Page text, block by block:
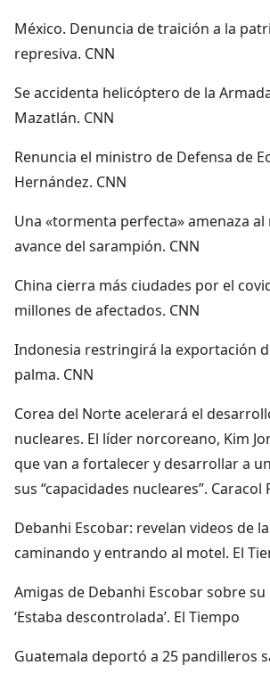
México. Denuncia de traición a la
represiva. CNN
Se accidenta helicóptero de la
Mazatlán. CNN
Renuncia el ministro de Defensa de
Hernández. CNN
Una «tormenta perfecta» amenaza
avance del sarampión. CNN
China cierra más ciudades por el
millones de afectados. CNN
Indonesia restringirá la exportación
palma. CNN
Corea del Norte acelerará el
nucleares. El líder norcoreano, Kim
que van a fortalecer y desarrollar a
sus “capacidades nucleares”. Caracol
Debanhi Escobar: revelan videos de
caminando y entrando al motel. El
Amigas de Debanhi Escobar sobre
‘Estaba descontrolada’. El Tiempo
Guatemala deportó a 25 pandilleros